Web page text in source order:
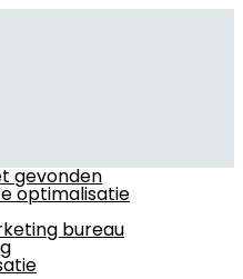
gevonden
optimalisatie
bureau